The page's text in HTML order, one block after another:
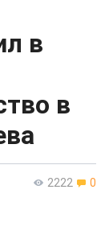
в
в
2222 0